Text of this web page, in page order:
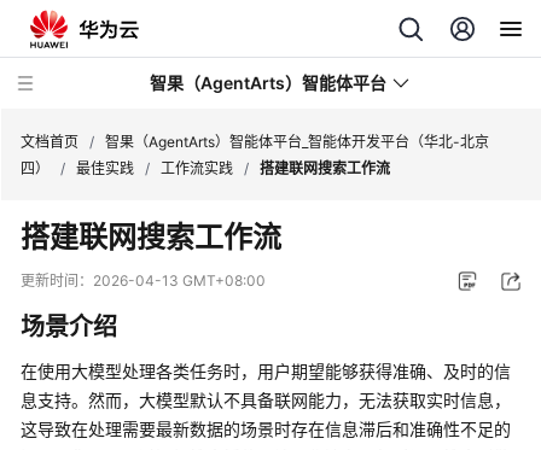
智果（AgentArts）智能体平台
最
新
动
品
介
绍
文档首页 / 智果（AgentArts）智能体平台_智能体开发平台（华北-北京
四）
/ 最佳实践 / 工作流实践 / 搭建联网搜索工作流
搭建联网搜索工作流
更新时间： 2026-04-13 GMT+08:00
场景介绍
在使用大模型处理各类任务时，用户期望能够获得准确、及时的信
息支持。然而，大模型默认不具备联网能力，无法获取实时信息，
这导致在处理需要最新数据的场景时存在信息滞后和准确性不足的